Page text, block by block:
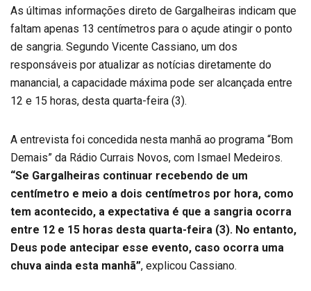
As últimas informações direto de Gargalheiras indicam que
faltam apenas 13 centímetros para o açude atingir o ponto
de sangria. Segundo Vicente Cassiano, um dos
responsáveis por atualizar as notícias diretamente do
manancial, a capacidade máxima pode ser alcançada entre
12 e 15 horas, desta quarta-feira (3).
A entrevista foi concedida nesta manhã ao programa “Bom
Demais” da Rádio Currais Novos, com Ismael Medeiros.
“Se Gargalheiras continuar recebendo de um
centímetro e meio a dois centímetros por hora, como
tem acontecido, a expectativa é que a sangria ocorra
entre 12 e 15 horas desta quarta-feira (3). No entanto,
Deus pode antecipar esse evento, caso ocorra uma
chuva ainda esta manhã”, explicou Cassiano.